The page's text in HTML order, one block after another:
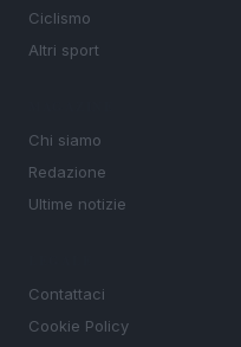
Ciclismo
Altri sport
Chi siamo
Redazione
Ultime notizie
Contattaci
Cookie Policy